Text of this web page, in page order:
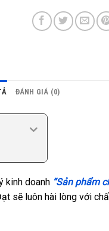
ĐÁNH GIÁ (0)
kinh doanh “Sản phẩm
sẽ luôn hài lòng với